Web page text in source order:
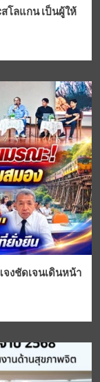
โลแกน เป็นผู้ให้
งชัดเจนเดินหน้า